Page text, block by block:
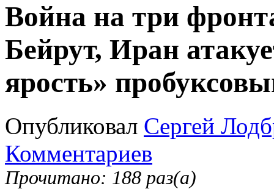
Война на три
Бейрут, Иран
ярость»
Опубликовал Сергей
Комментариев
Прочитано: 188 раз(а)